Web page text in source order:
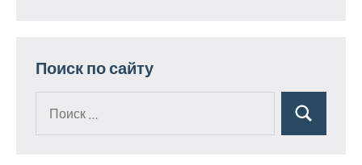
Поиск по сайту
Поиск